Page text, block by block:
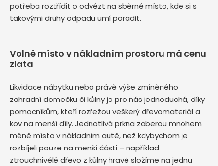
potřeba roztřídit o odvézt na sběrné místo, kde si s
takovými druhy odpadu umí poradit.
Volné místo v nákladním prostoru má cenu
zlata
Likvidace nábytku nebo právě výše zmíněného
zahradní domečku či kůlny je pro nás jednoduchá, díky
pomocníkům, kteří rozřežou veškerý dřevomateriál a
kov na menší díly. Jednotlivá prkna zaberou mnohem
méně místa v nákladním autě, než kdybychom je
rozbíjeli pouze na menší části – například
ztrouchnivělé dřevo z kůlny hravě složíme na jednu